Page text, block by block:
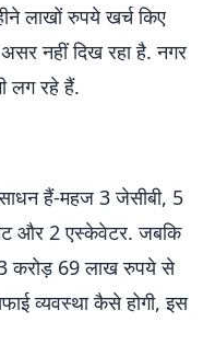
लाखों रुपये खर्च किए
नहीं दिख रहा है. नगर
लग रहे हैं.
हैं-महज 3 जेसीबी, 5
और 2 एस्केवेटर. जबकि
करोड़ 69 लाख रुपये से
व्यवस्था कैसे होगी, इस